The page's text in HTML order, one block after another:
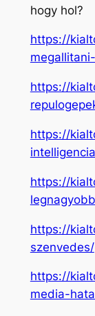
LINK
EMBED
hogy hol?
https://
https://
https://
https://
https://
szenvedes/
https://
media-